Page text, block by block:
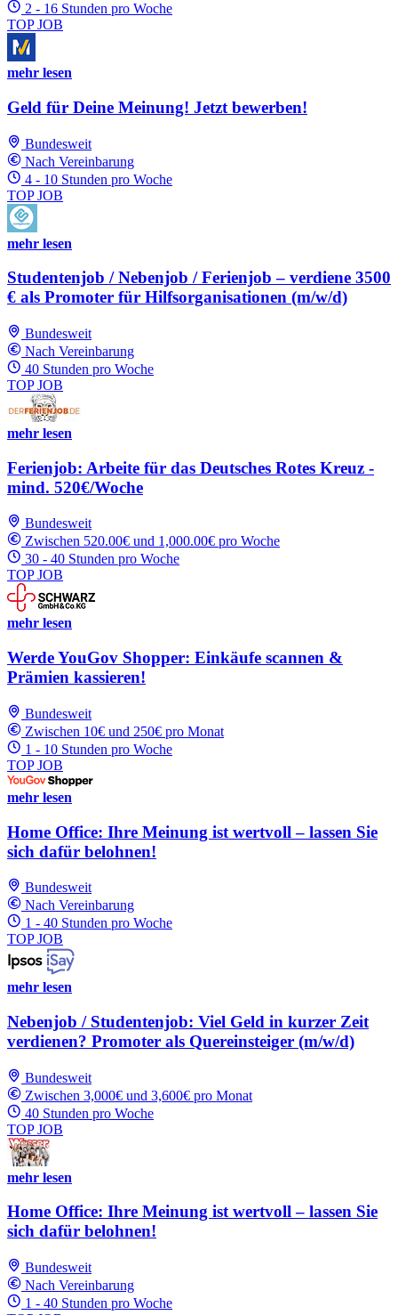
2 - 16 Stunden pro Woche
TOP JOB
mehr lesen
Geld für Deine Meinung! Jetzt bewerben!
Bundesweit
Nach Vereinbarung
4 - 10 Stunden pro Woche
TOP JOB
mehr lesen
Studentenjob / Nebenjob / Ferienjob – verdiene 3500
€ als Promoter für Hilfsorganisationen (m/w/d)
Bundesweit
Nach Vereinbarung
40 Stunden pro Woche
TOP JOB
mehr lesen
Ferienjob: Arbeite für das Deutsches Rotes Kreuz -
mind. 520€/Woche
Bundesweit
Zwischen 520.00€ und 1,000.00€ pro Woche
30 - 40 Stunden pro Woche
TOP JOB
mehr lesen
Werde YouGov Shopper: Einkäufe scannen &
Prämien kassieren!
Bundesweit
Zwischen 10€ und 250€ pro Monat
1 - 10 Stunden pro Woche
TOP JOB
mehr lesen
Home Office: Ihre Meinung ist wertvoll – lassen Sie
sich dafür belohnen!
Bundesweit
Nach Vereinbarung
1 - 40 Stunden pro Woche
TOP JOB
mehr lesen
Nebenjob / Studentenjob: Viel Geld in kurzer Zeit
verdienen? Promoter als Quereinsteiger (m/w/d)
Bundesweit
Zwischen 3,000€ und 3,600€ pro Monat
40 Stunden pro Woche
TOP JOB
mehr lesen
Home Office: Ihre Meinung ist wertvoll – lassen Sie
sich dafür belohnen!
Bundesweit
Nach Vereinbarung
1 - 40 Stunden pro Woche